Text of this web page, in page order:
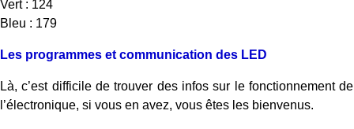
Vert : 124
Bleu : 179
Les programmes et communication des LED
Là, c’est difficile de trouver des infos sur le fonctionnement de
l’électronique, si vous en avez, vous êtes les bienvenus.